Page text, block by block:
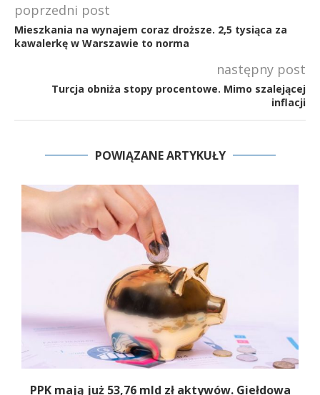
poprzedni post
Mieszkania na wynajem coraz droższe. 2,5 tysiąca za
kawalerkę w Warszawie to norma
następny post
Turcja obniża stopy procentowe. Mimo szalejącej
inflacji
POWIĄZANE ARTYKUŁY
PPK mają już 53,76 mld zł aktywów. Giełdowa